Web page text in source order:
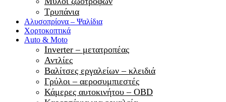
Τρυπάνια
Αλυσοπρίονα – Ψαλίδια
Χορτοκοπτικά
Auto & Moto
Inverter – μετατροπέας
Αντλίες
Βαλίτσες εργαλείων – κλειδιά
Γρύλοι – αεροσυμπιεστές
Κάμερες αυτοκινήτου – OBD